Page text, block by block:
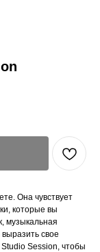
Она чувствует
которые вы
музыкальная
свое
Session, чтобы